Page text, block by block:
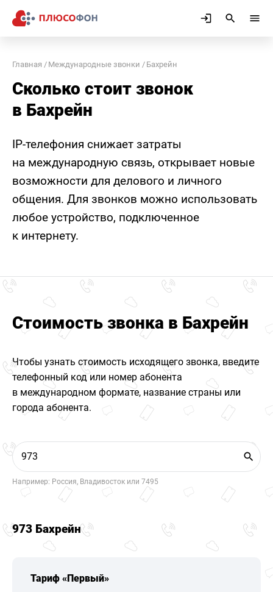
Главная Международные звонки Бахрейн
Сколько стоит звонок
в Бахрейн
IP-телефония снижает затраты
на международную связь, открывает новые
возможности для делового и личного
общения. Для звонков можно использовать
любое устройство, подключенное
к интернету.
Стоимость звонка в Бахрейн
Чтобы узнать стоимость исходящего звонка, введите
телефонный код или номер абонента
в международном формате, название страны или
города абонента.
Например: Россия, Владивосток или 7495
973 Бахрейн
Тариф «Первый»